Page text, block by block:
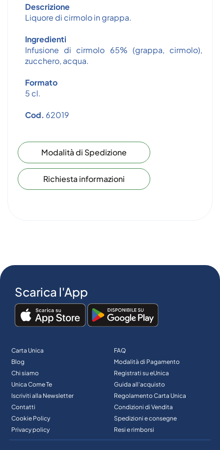
Descrizione
Liquore di cirmolo in grappa.
Ingredienti
Infusione di cirmolo 65% (grappa, cirmolo),
zucchero, acqua.
Formato
5 cl.
Cod. 62019
Modalità di Spedizione
Richiesta informazioni
Scarica l'App
Carta Unica
Blog
Chi siamo
Unica Come Te
Iscriviti alla Newsletter
Contatti
Cookie Policy
Privacy policy
FAQ
Modalità di Pagamento
Registrati su eUnica
Guida all’acquisto
Regolamento Carta Unica
Condizioni di Vendita
Spedizioni e consegne
Resi e rimborsi